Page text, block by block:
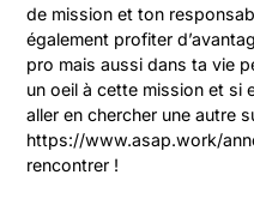
de mission et ton
également profiter
pro mais aussi dans ta vie
un oeil à cette mission et si
aller en chercher une autre
https://www.asap.work/
rencontrer !